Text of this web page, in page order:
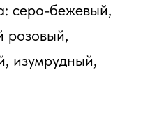
серо-бежевый,
розовый,
изумрудный,